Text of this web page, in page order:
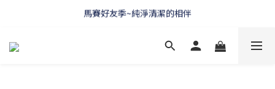
WELCOME 🇫🇷 LA CORVETTE
馬賽好友季~純淨清潔的相伴
WELCOME 🇫🇷 LA CORVETTE